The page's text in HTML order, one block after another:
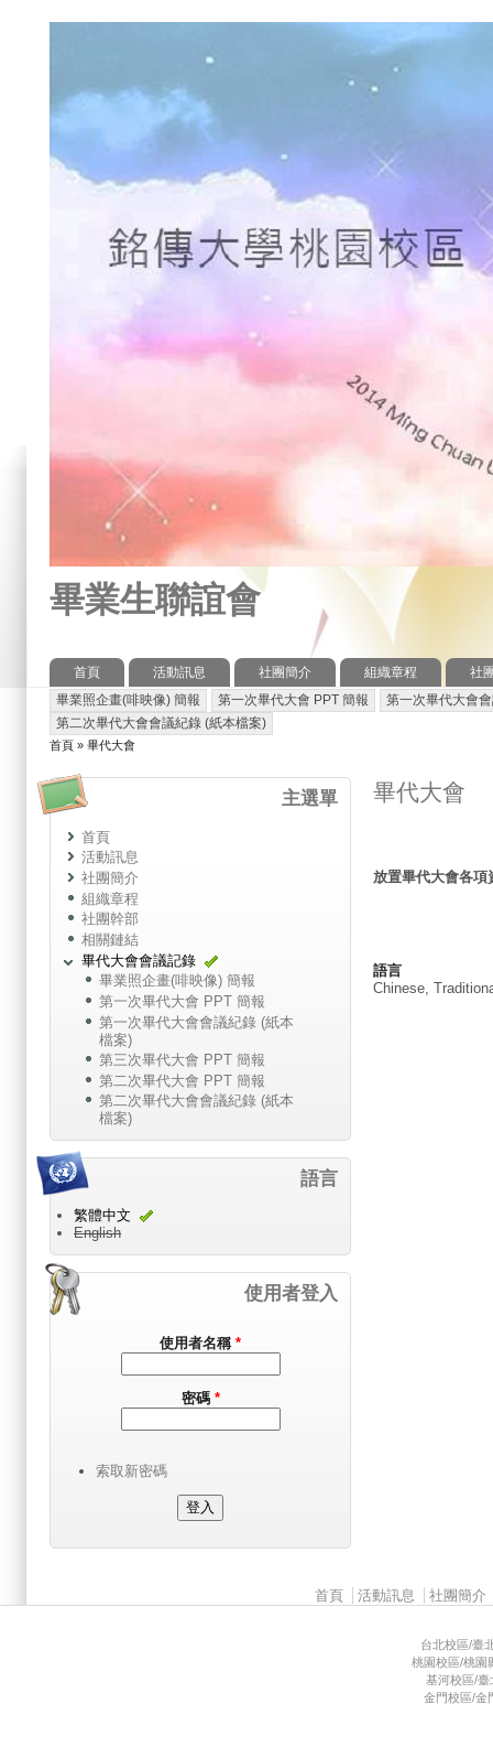
畢業生聯誼會
主選單
首頁 活動訊息 社團簡介 組織章程 社
次選單
畢業照企畫(啡映像) 簡報 第一次畢代大會 PPT 簡報
第一次畢代大會
第二次畢代大會會議紀錄 (紙本檔案)
您在這裡
首頁 » 畢代大會
畢代大會
放置畢代大會各項
語言
Chinese,
主選單
首頁
活動訊息
社團簡介
組織章程
社團幹部
相關鏈結
畢代大會會議記錄
畢業照企畫(啡映像) 簡報
第一次畢代大會 PPT 簡報
第一次畢代大會會議紀錄 (紙本
檔案)
第三次畢代大會 PPT 簡報
第二次畢代大會 PPT 簡報
第二次畢代大會會議紀錄 (紙本
檔案)
語言
繁體中文
English
使用者登入
使用者名稱 *
密碼 *
索取新密碼
首頁 活動訊息 社團簡介
台北校區/臺
桃園校區/桃園
基河校區/臺
金門校區/金